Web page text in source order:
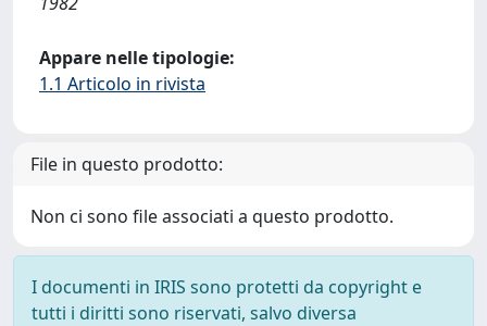
Appare nelle tipologie:
1.1 Articolo in rivista
File in questo prodotto:
Non ci sono file associati a questo prodotto.
I documenti in IRIS sono protetti da copyright e
tutti i diritti sono riservati, salvo diversa